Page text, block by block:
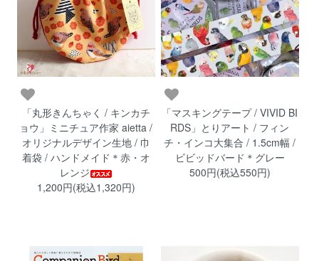
「丸形きんちゃく / キンカチ
ョウ」ミニチュア作家 aietta /
オリジナルデザイン生地 / 巾
着袋 / ハンドメイド＊赤・オ
レンジ
1,200円(税込1,320円)
「マスキングテープ / VIVID BI
RDS」とりアート / フィン
チ・インコ大集合 / 1.5cm幅 /
ビビッドバード＊グレー
500円(税込550円)